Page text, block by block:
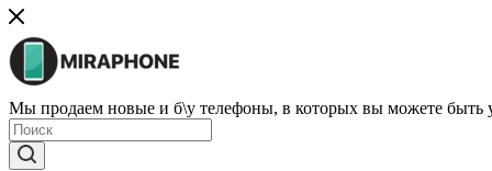
Мы продаем новые и б\у телефоны, в которых вы можете быть